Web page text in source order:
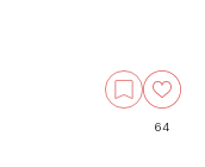
64